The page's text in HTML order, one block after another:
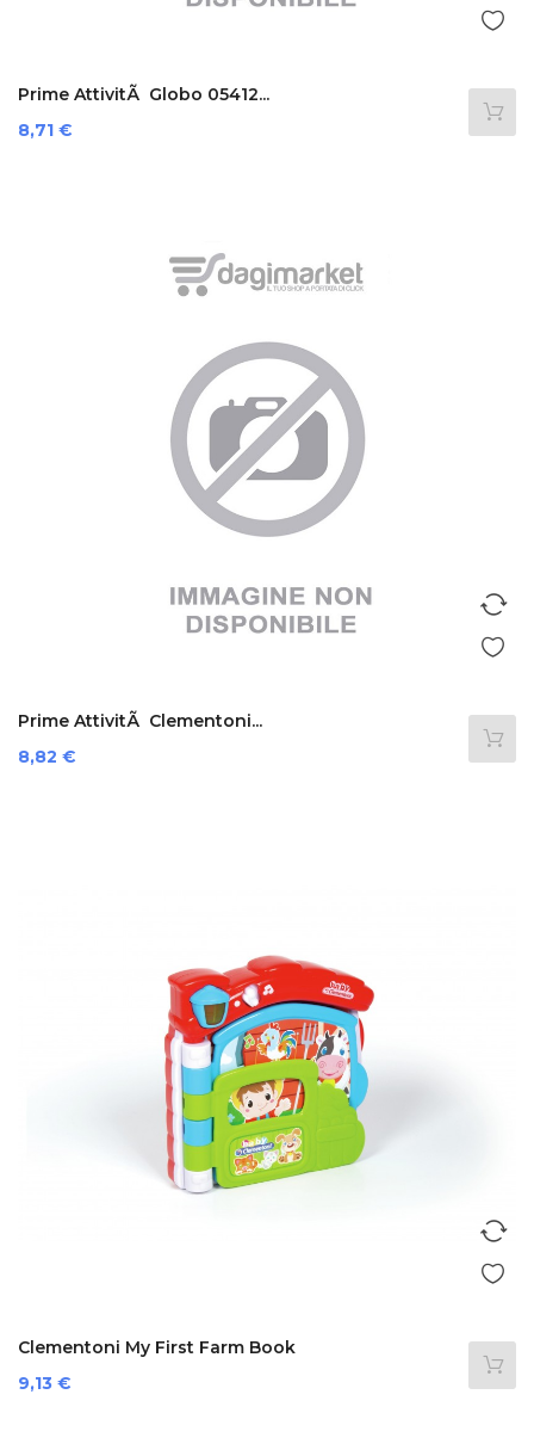
Prime AttivitÃ Globo 05412...
Prezzo
8,71 €
Prime AttivitÃ Clementoni...
Prezzo
8,82 €
Clementoni My First Farm Book
Prezzo
9,13 €